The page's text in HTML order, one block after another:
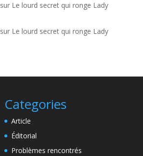
sur Le lourd secret qui ronge Lady
sur Le lourd secret qui ronge Lady
Categories
Article
Éditorial
Problèmes rencontrés